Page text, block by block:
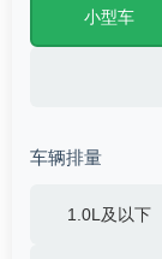
小型车
车辆排量
1.0L及以下